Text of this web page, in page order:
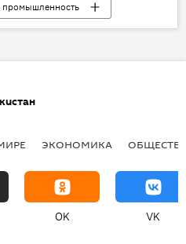
промышленность
ЭКОНОМИКА
OK VK